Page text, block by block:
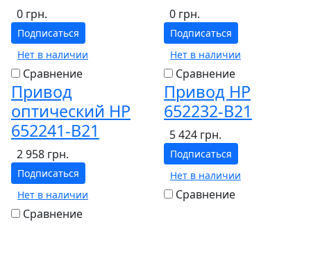
0 грн.
Подписаться
Нет в наличии
Сравнение
0 грн.
Подписаться
Нет в наличии
Сравнение
Привод
оптический HP
652241-B21
2 958 грн.
Подписаться
Нет в наличии
Сравнение
Привод HP
652232-B21
5 424 грн.
Подписаться
Нет в наличии
Сравнение